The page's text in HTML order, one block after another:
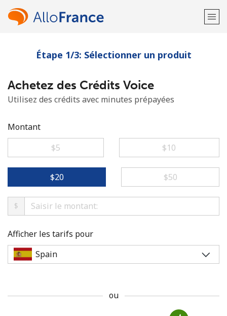
Bienvenue!
Vous avez déjà un compte?Connectez-vous →
Aucun mot de passe créé
Étape 1/3: Sélectionner un produit
Achetez des Crédits Voice
Utilisez des crédits avec minutes prépayées
Montant
⁦$5⁩
⁦$10⁩
⁦$20⁩ ⁦$50⁩
$
Afficher les tarifs pour
ou